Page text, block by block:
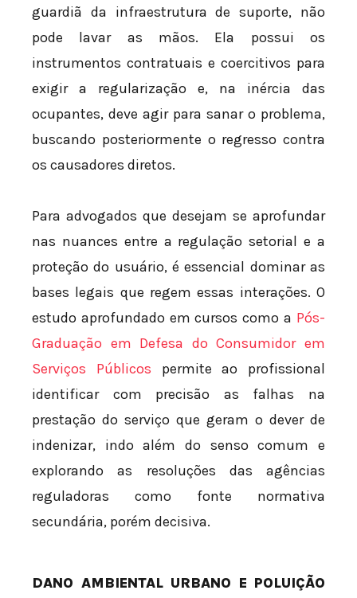
guardiã da infraestrutura de suporte, não
pode lavar as mãos. Ela possui os
instrumentos contratuais e coercitivos para
exigir a regularização e, na inércia das
ocupantes, deve agir para sanar o problema,
buscando posteriormente o regresso contra
os causadores diretos.
Para advogados que desejam se aprofundar
nas nuances entre a regulação setorial e a
proteção do usuário, é essencial dominar as
bases legais que regem essas interações. O
estudo aprofundado em cursos como a Pós-
Graduação em Defesa do Consumidor em
Serviços Públicos permite ao profissional
identificar com precisão as falhas na
prestação do serviço que geram o dever de
indenizar, indo além do senso comum e
explorando as resoluções das agências
reguladoras como fonte normativa
secundária, porém decisiva.
DANO AMBIENTAL URBANO E POLUIÇÃO